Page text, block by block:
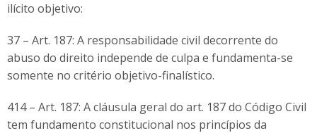
ilícito objetivo:
37 – Art. 187: A responsabilidade civil decorrente do
abuso do direito independe de culpa e fundamenta-se
somente no critério objetivo-finalístico.
414 – Art. 187: A cláusula geral do art. 187 do Código Civil
tem fundamento constitucional nos princípios da